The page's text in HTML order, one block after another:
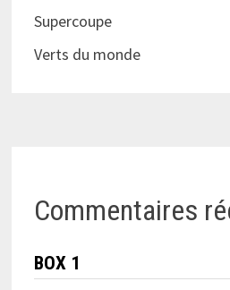
Supercoupe
Verts du monde
Commentaires
BOX 1